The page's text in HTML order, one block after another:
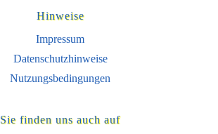
Hinweise
Impressum
Datenschutzhinweise
Nutzungsbedingungen
Sie finden uns auch auf